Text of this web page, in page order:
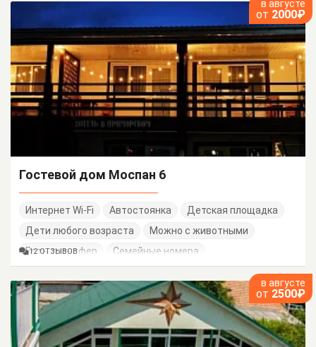
в августе
от 2000₽
Гостевой дом Моспан 6
Интернет Wi-Fi Автостоянка
Детская площадка
Дети любого возраста
Можно с животными
Есть трансфер
Семейные номера
12 ОТЗЫВОВ
в августе
от 2500₽